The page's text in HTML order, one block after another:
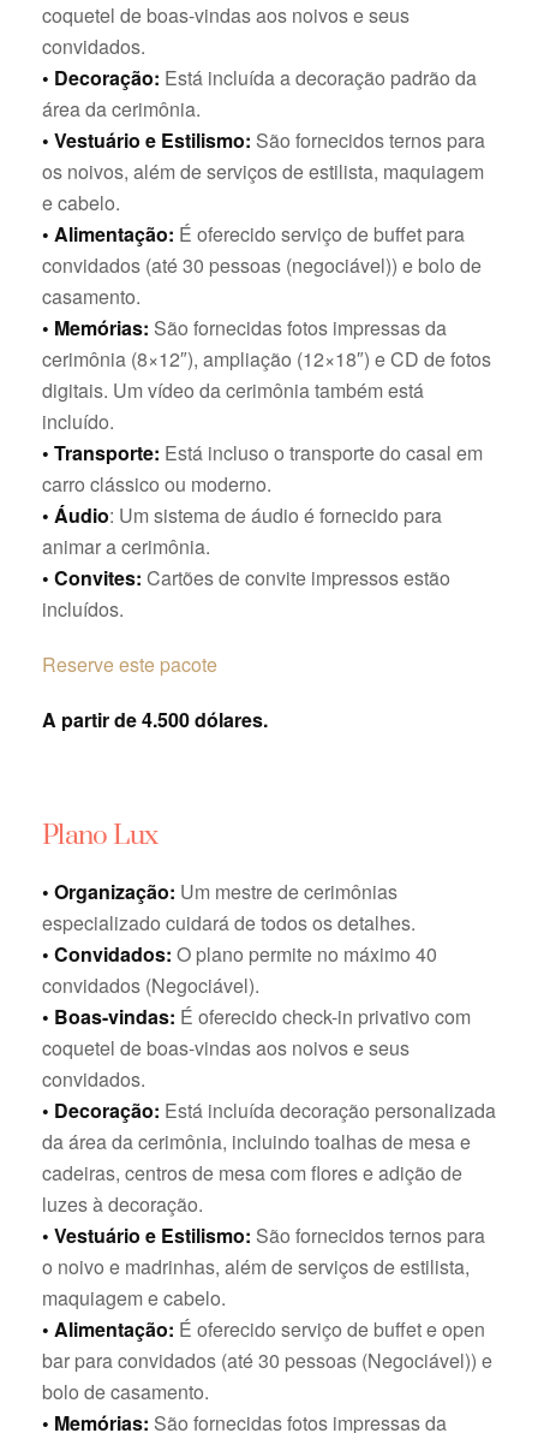
coquetel de boas-vindas aos noivos e seus
convidados.
• Decoração: Está incluída a decoração padrão da
área da cerimônia.
• Vestuário e Estilismo: São fornecidos ternos para
os noivos, além de serviços de estilista, maquiagem
e cabelo.
• Alimentação: É oferecido serviço de buffet para
convidados (até 30 pessoas (negociável)) e bolo de
casamento.
• Memórias: São fornecidas fotos impressas da
cerimônia (8×12″), ampliação (12×18″) e CD de fotos
digitais. Um vídeo da cerimônia também está
incluído.
• Transporte: Está incluso o transporte do casal em
carro clássico ou moderno.
• Áudio: Um sistema de áudio é fornecido para
animar a cerimônia.
• Convites: Cartões de convite impressos estão
incluídos.
Reserve este pacote
A partir de 4.500 dólares.
Plano Lux
• Organização: Um mestre de cerimônias
especializado cuidará de todos os detalhes.
• Convidados: O plano permite no máximo 40
convidados (Negociável).
• Boas-vindas: É oferecido check-in privativo com
coquetel de boas-vindas aos noivos e seus
convidados.
• Decoração: Está incluída decoração personalizada
da área da cerimônia, incluindo toalhas de mesa e
cadeiras, centros de mesa com flores e adição de
luzes à decoração.
• Vestuário e Estilismo: São fornecidos ternos para
o noivo e madrinhas, além de serviços de estilista,
maquiagem e cabelo.
• Alimentação: É oferecido serviço de buffet e open
bar para convidados (até 30 pessoas (Negociável)) e
bolo de casamento.
• Memórias: São fornecidas fotos impressas da